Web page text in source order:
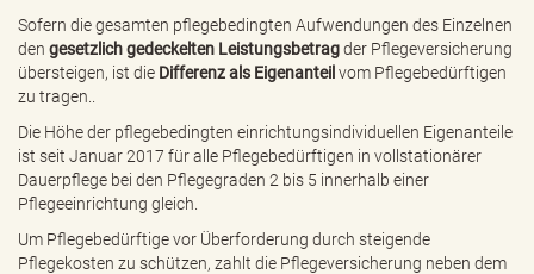
Sofern die gesamten pflegebedingten Aufwendungen des Einzelnen
den gesetzlich gedeckelten Leistungsbetragder Pflegeversicherung
übersteigen, ist die Differenz als Eigenanteil vom Pflegebedürftigen
zu tragen..
Die Höhe der pflegebedingten einrichtungsindividuellen Eigenanteile
ist seit Januar 2017 für alle Pflegebedürftigen in vollstationärer
Dauerpflege bei den Pflegegraden 2 bis 5 innerhalb einer
Pflegeeinrichtung gleich.
Um Pflegebedürftige vor Überforderung durch steigende
Pflegekosten zu schützen, zahlt die Pflegeversicherung neben dem